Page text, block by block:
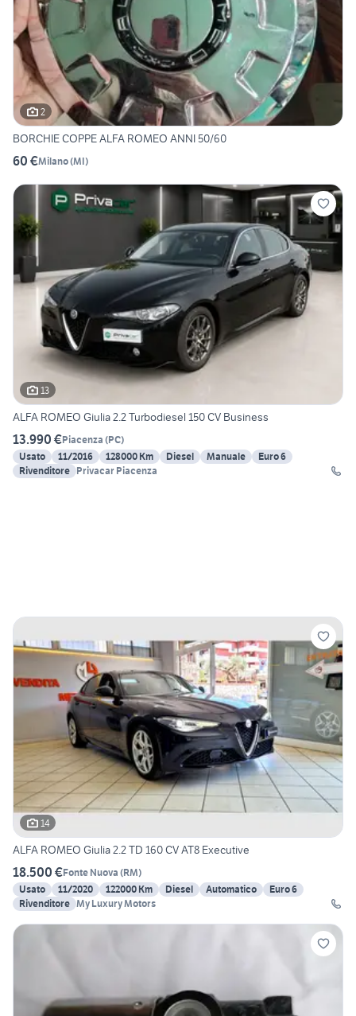
2
BORCHIE COPPE ALFA ROMEO ANNI 50/60
60 €Milano(MI)
13
ALFA ROMEO Giulia 2.2 Turbodiesel 150 CV Business
13.990 €Piacenza (PC)
Usato
11/2016 128000 Km Diesel Manuale
Euro 6
Rivenditore Privacar Piacenza
14
ALFA ROMEO Giulia 2.2 TD 160 CV AT8 Executive
18.500 €Fonte Nuova (RM)
Usato
11/2020 122000 Km Diesel Automatico
Euro 6
Rivenditore My Luxury Motors